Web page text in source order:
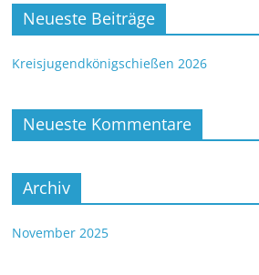
Neueste Beiträge
Kreisjugendkönigschießen 2026
Neueste Kommentare
Archiv
November 2025